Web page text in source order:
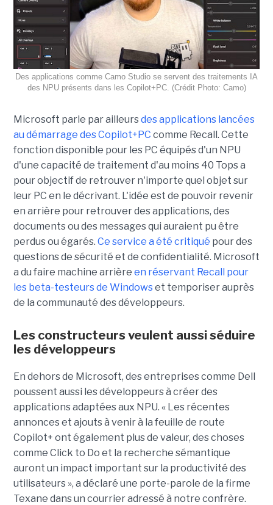
Des applications comme Camo Studio se servent des traitements IA
des NPU présents dans les Copilot+PC. (Crédit Photo: Camo)
Microsoft parle par ailleursdes applications lancées
au démarrage des Copilot+PC comme Recall. Cette
fonction disponible pour les PC équipés d'un NPU
d'une capacité de traitement d'au moins 40 Tops a
pour objectif de retrouver n'importe quel objet sur
leur PC en le décrivant. L'idée est de pouvoir revenir
en arrière pour retrouver des applications, des
documents ou des messages qui auraient pu être
perdus ou égarés. Ce service a été critiqué pour des
questions de sécurité et de confidentialité. Microsoft
a du faire machine arrière en réservant Recall pour
les beta-testeurs de Windowset temporiser auprès
de la communauté des développeurs.
Les constructeurs veulent aussi séduire
les développeurs
En dehors de Microsoft, des entreprises comme Dell
poussent aussi les développeurs à créer des
applications adaptées aux NPU. « Les récentes
annonces et ajouts à venir à la feuille de route
Copilot+ ont également plus de valeur, des choses
comme Click to Do et la recherche sémantique
auront un impact important sur la productivité des
utilisateurs », a déclaré une porte-parole de la firme
Texane dans un courrier adressé à notre confrère.